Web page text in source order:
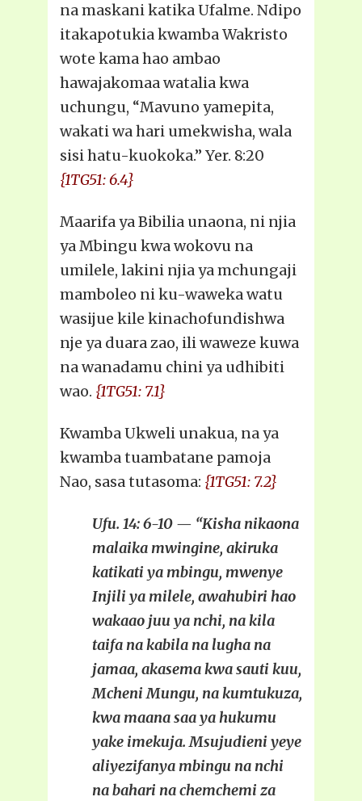
na maskani katika Ufalme. Ndipo
itakapotukia kwamba Wakristo
wote kama hao ambao
hawajakomaa watalia kwa
uchungu, “Mavuno yamepita,
wakati wa hari umekwisha, wala
sisi hatu-kuokoka.” Yer. 8:20
{1TG51: 6.4}
Maarifa ya Bibilia unaona, ni njia
ya Mbingu kwa wokovu na
umilele, lakini njia ya mchungaji
mamboleo ni ku-waweka watu
wasijue kile kinachofundishwa
nje ya duara zao, ili waweze kuwa
na wanadamu chini ya udhibiti
wao. {1TG51: 7.1}
Kwamba Ukweli unakua, na ya
kwamba tuambatane pamoja
Nao, sasa tutasoma: {1TG51: 7.2}
Ufu. 14: 6-10 — “Kisha nikaona
malaika mwingine, akiruka
katikati ya mbingu, mwenye
Injili ya milele, awahubiri hao
wakaao juu ya nchi, na kila
taifa na kabila na lugha na
jamaa, akasema kwa sauti kuu,
Mcheni Mungu, na kumtukuza,
kwa maana saa ya hukumu
yake imekuja. Msujudieni yeye
aliyezifanya mbingu na nchi
na bahari na chemchemi za